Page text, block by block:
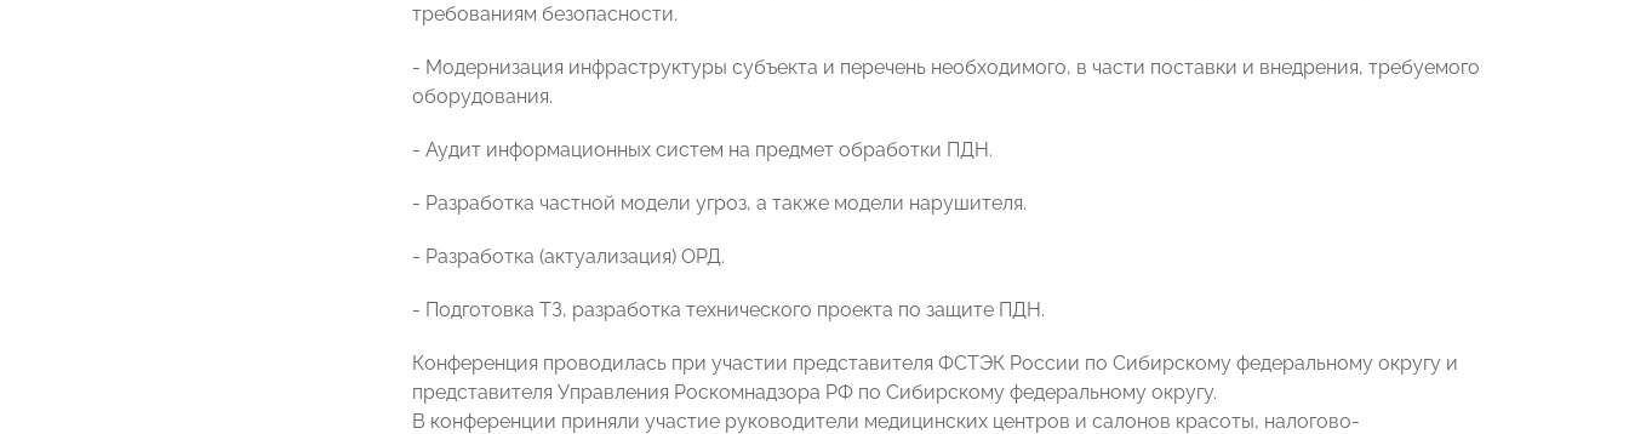
требованиям безопасности.
- Модернизация инфраструктуры субъекта и перечень необходимого, в части поставки и внедрения, требуемого
оборудования.
- Аудит информационных систем на предмет обработки ПДН.
- Разработка частной модели угроз, а также модели нарушителя.
- Разработка (актуализация) ОРД.
- Подготовка ТЗ, разработка технического проекта по защите ПДН.
Конференция проводилась при участии представителя ФСТЭК России по Сибирскому федеральному округу и
представителя Управления Роскомнадзора РФ по Сибирскому федеральному округу.
В конференции приняли участие руководители медицинских центров и салонов красоты, налогово-